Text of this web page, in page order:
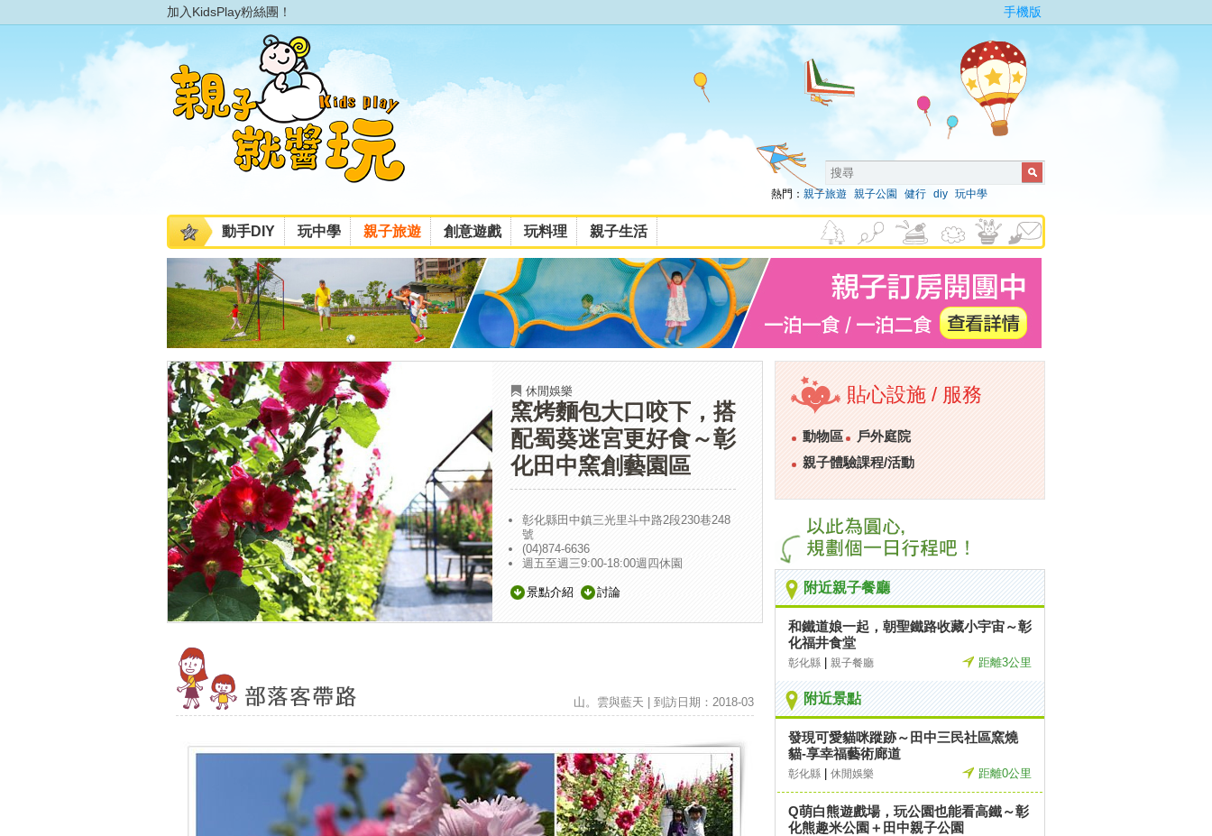
加入KidsPlay粉絲團！ 手機版
熱門： 親子旅遊 親子公園 健行 diy 玩中學
動手DIY 玩中學 親子旅遊 創意遊戲 玩料理 親子生活
休閒娛樂
窯烤麵包大口咬下，搭
配蜀葵迷宮更好食～彰
化田中窯創藝園區
彰化縣田中鎮三光里斗中路2段230巷248
號
(04)874-6636
週五至週三9:00-18:00週四休園
景點介紹 討論
山。雲與藍天 | 到訪日期：2018-03
貼心設施 / 服務
動物區
戶外庭院
親子體驗課程/活動
附近親子餐廳
和鐵道娘一起，朝聖鐵路收藏小宇宙～彰
化福井食堂
彰化縣 親子餐廳 距離3公里
附近景點
發現可愛貓咪蹤跡～田中三民社區窯燒
貓-享幸福藝術廊道
彰化縣 休閒娛樂 距離0公里
Q萌白熊遊戲場，玩公園也能看高鐵～彰
化熊趣米公園＋田中親子公園